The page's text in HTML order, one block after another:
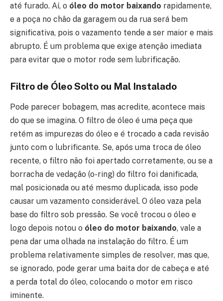
até furado. Aí, o óleo do motor baixando rapidamente,
e a poça no chão da garagem ou da rua será bem
significativa, pois o vazamento tende a ser maior e mais
abrupto. É um problema que exige atenção imediata
para evitar que o motor rode sem lubrificação.
Filtro de Óleo Solto ou Mal Instalado
Pode parecer bobagem, mas acredite, acontece mais
do que se imagina. O filtro de óleo é uma peça que
retém as impurezas do óleo e é trocado a cada revisão
junto com o lubrificante. Se, após uma troca de óleo
recente, o filtro não foi apertado corretamente, ou se a
borracha de vedação (o-ring) do filtro foi danificada,
mal posicionada ou até mesmo duplicada, isso pode
causar um vazamento considerável. O óleo vaza pela
base do filtro sob pressão. Se você trocou o óleo e
logo depois notou o óleo do motor baixando, vale a
pena dar uma olhada na instalação do filtro. É um
problema relativamente simples de resolver, mas que,
se ignorado, pode gerar uma baita dor de cabeça e até
a perda total do óleo, colocando o motor em risco
iminente.